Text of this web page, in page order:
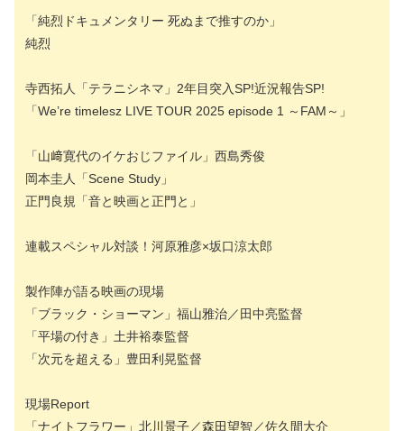
「純烈ドキュメンタリー 死ぬまで推すのか」
純烈
寺西拓人「テラニシネマ」2年目突入SP!近況報告SP!
「We’re timelesz LIVE TOUR 2025 episode 1 ～FAM～」
「山﨑寛代のイケおじファイル」西島秀俊
岡本圭人「Scene Study」
正門良規「音と映画と正門と」
連載スペシャル対談！河原雅彦×坂口涼太郎
製作陣が語る映画の現場
「ブラック・ショーマン」福山雅治／田中亮監督
「平場の付き」土井裕泰監督
「次元を超える」豊田利晃監督
現場Report
「ナイトフラワー」北川景子／森田望智／佐久間大介